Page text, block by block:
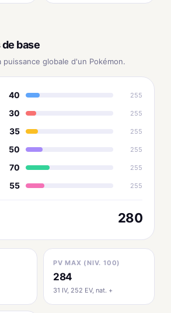
base
globale d'un Pokémon.
40 255
30 255
35 255
50 255
70 255
55 255
280
PV MAX (NIV. 100)
284
31 IV, 252 EV, nat. +